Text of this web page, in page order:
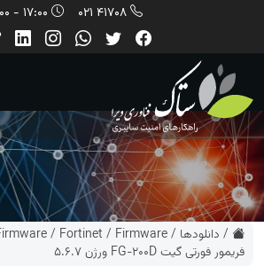
41708 021
/ دانلودها /
Firmware
/
Fortinet
/
فریمور فورتی گیت FG-200D ورژن 5.6.7